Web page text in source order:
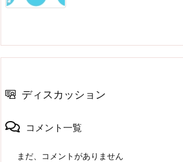
ディスカッション
コメント一覧
まだ、コメントがありません